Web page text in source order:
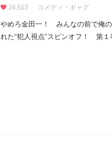
24,613 コメディ・ギャグ
やめろ金田一！ みんなの前で俺
れた“犯人視点”スピンオフ！ 第１